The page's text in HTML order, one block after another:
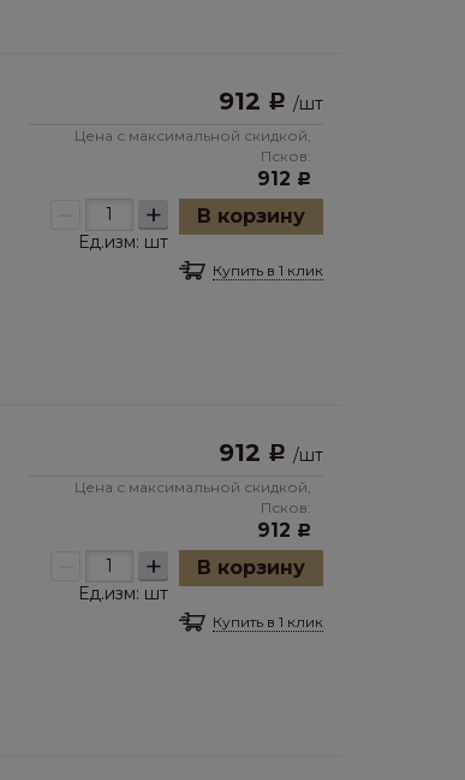
912 Р /шт
Цена с максимальной скидкой,
Псков:
912 Р
+
Ед.изм: шт
В корзину
Купить в 1 клик
912 Р /шт
Цена с максимальной скидкой,
Псков:
912 Р
+
Ед.изм: шт
В корзину
Купить в 1 клик